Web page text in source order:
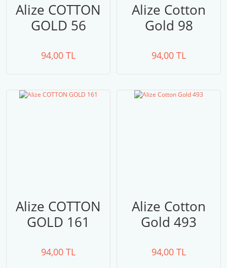
Alize COTTON
GOLD 56
94,00 TL
Alize Cotton
Gold 98
94,00 TL
Alize COTTON
GOLD 161
94,00 TL
Alize Cotton
Gold 493
94,00 TL